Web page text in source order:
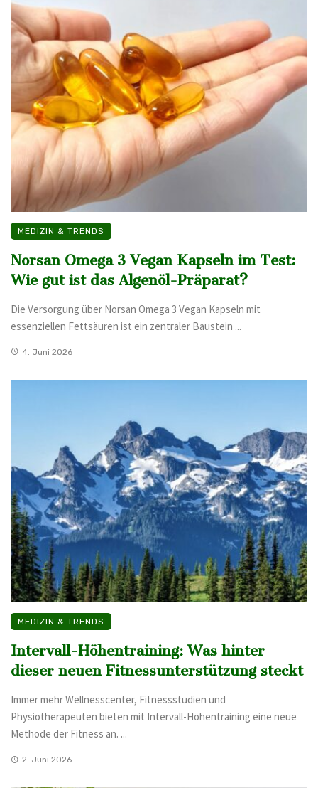
MEDIZIN & TRENDS
Norsan Omega 3 Vegan Kapseln im Test:
Wie gut ist das Algenöl-Präparat?
Die Versorgung über Norsan Omega 3 Vegan Kapseln mit
essenziellen Fettsäuren ist ein zentraler Baustein ...
4. Juni 2026
MEDIZIN & TRENDS
Intervall-Höhentraining: Was hinter
dieser neuen Fitnessunterstützung steckt
Immer mehr Wellnesscenter, Fitnessstudien und
Physiotherapeuten bieten mit Intervall-Höhentraining eine neue
Methode der Fitness an. ...
2. Juni 2026